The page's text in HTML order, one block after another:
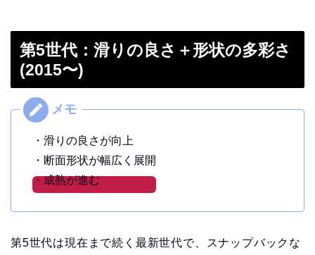
第5世代：滑りの良さ＋形状の多彩さ
(2015〜)
・滑りの良さが向上
・断面形状が幅広く展開
・成熟が進む
第5世代は現在まで続く最新世代で、スナップバックな